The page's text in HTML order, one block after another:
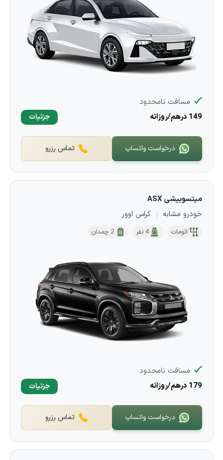
مسافت نامحدود
149 درهم/روزانه
جزئیات
درخواست واتساپ تماس رزرو
میتسوبیشی ASX
خودرو مشابه
کراس اوور
اتومات 4 نفر 2 چمدان
مسافت نامحدود
179 درهم/روزانه
جزئیات
درخواست واتساپ تماس رزرو